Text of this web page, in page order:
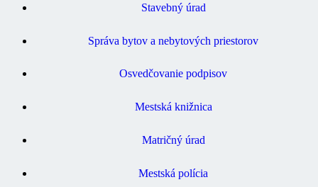
Stavebný úrad
Správa bytov a nebytových priestorov
Osvedčovanie podpisov
Mestská knižnica
Matričný úrad
Mestská polícia